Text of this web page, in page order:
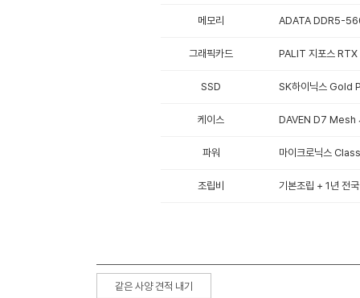
메모리 ADATA DDR5-
그래픽카드 PALIT 지포스
SSD SK하이닉스 Gold
케이스 DAVEN D7 Mesh
파워 마이크로닉스
조립비 기본조립 + 1년 전
같은 사양 견적 내기